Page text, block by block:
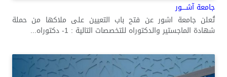
جامعة آشــــور
تُعلن جامعة اشور عن فتح باب التعيين على ملاكها من حملة
شهادة الماجستير والدكتوراه للتخصصات التالية : 1- دكتوراه...